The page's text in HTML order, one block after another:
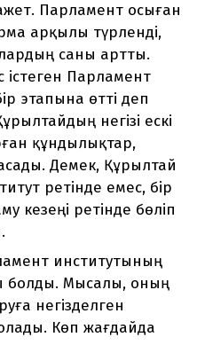
Парламент осыған
арқылы түрленді,
саны артты.
Парламент
этапына өтті деп
негізі ескі
құндылықтар,
Демек, Құрылтай
ретінде емес, бір
кезеңі ретінде бөліп
институтының
болды. Мысалы, оның
негізделген
Көп жағдайда